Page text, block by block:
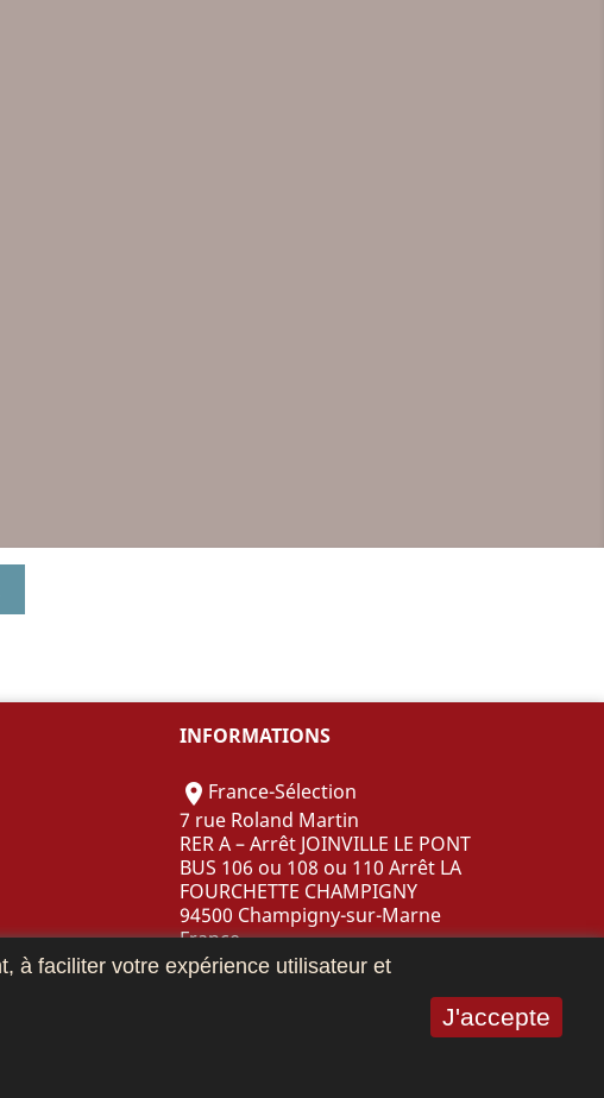
INFORMATIONS
 France-Sélection
7 rue Roland Martin
RER A – Arrêt JOINVILLE LE PONT
BUS 106 ou 108 ou 110 Arrêt LA
FOURCHETTE CHAMPIGNY
94500 Champigny-sur-Marne
France
à faciliter votre expérience utilisateur et
J'accepte